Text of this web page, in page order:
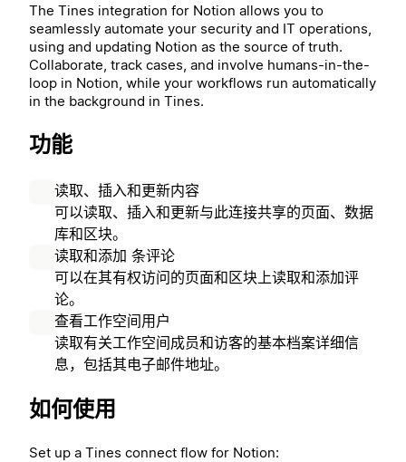
The Tines integration for Notion allows you to
seamlessly automate your security and IT operations,
using and updating Notion as the source of truth.
Collaborate, track cases, and involve humans-in-the-
loop in Notion, while your workflows run automatically
in the background in Tines.
功能
读取、插入和更新内容
可以读取、插入和更新与此连接共享的页面、数据
库和区块。
读取和添加 条评论
可以在其有权访问的页面和区块上读取和添加评
论。
查看工作空间用户
读取有关工作空间成员和访客的基本档案详细信
息，包括其电子邮件地址。
如何使用
Set up a Tines connect flow for Notion: